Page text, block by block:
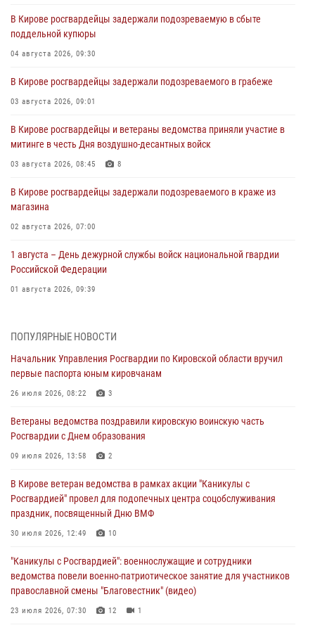
В Кирове росгвардейцы задержали подозреваемую в сбыте
поддельной купюры
04 августа 2026, 09:30
В Кирове росгвардейцы задержали подозреваемого в грабеже
03 августа 2026, 09:01
В Кирове росгвардейцы и ветераны ведомства приняли участие в
митинге в честь Дня воздушно-десантных войск
03 августа 2026, 08:45 8
В Кирове росгвардейцы задержали подозреваемого в краже из
магазина
02 августа 2026, 07:00
1 августа – День дежурной службы войск национальной гвардии
Российской Федерации
01 августа 2026, 09:39
мировой войне 1914-1918 годов
В Кирове офицер Росгвардии стал победителем открытого
шахматного турнира
Директор Росгвардии Герой России генерал армии Виктор Золотов
поздравил специалистов подразделений тыла с профессиональным
01 августа 2026, 07:05
В Кирове росгвардейцы задержали в кафе и сауне подозреваемых
в хулиганстве
ПОПУЛЯРНЫЕ НОВОСТИ
Начальник Управления Росгвардии по Кировской области вручил
первые паспорта юным кировчанам
26 июля 2026, 08:22 3
Ветераны ведомства поздравили кировскую воинскую часть
Росгвардии с Днем образования
09 июля 2026, 13:58 2
В Кирове ветеран ведомства в рамках акции "Каникулы с
Росгвардией" провел для подопечных центра соцобслуживания
праздник, посвященный Дню ВМФ
30 июля 2026, 12:49 10
"Каникулы с Росгвардией": военнослужащие и сотрудники
ведомства повели военно-патриотическое занятие для участников
православной смены "Благовестник" (видео)
23 июля 2026, 07:30 12 1